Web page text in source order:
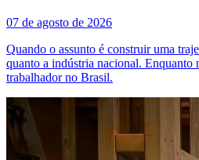
07 de agosto de 2026
Quando o assunto é construir uma
quanto a indústria nacional. Enquanto
trabalhador no Brasil.